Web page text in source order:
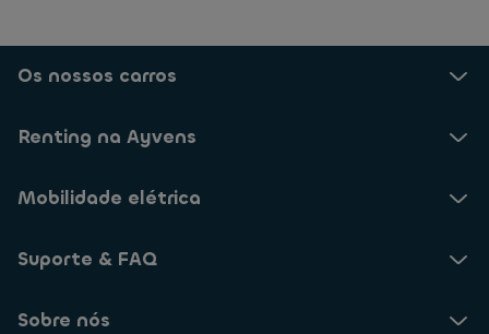
Os nossos carros
Renting na Ayvens
Mobilidade elétrica
Suporte & FAQ
Sobre nós